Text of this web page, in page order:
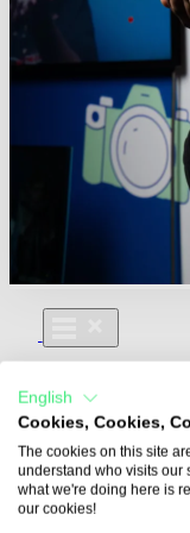
Aus- und
Für Lehre &
Media For You
Über Uns
English
Cookies, Cookies,
The cookies on this site
understand who visits our
what we're doing here is
our cookies!